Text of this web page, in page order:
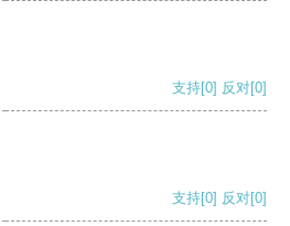
支持[0] 反对[0]
支持[0] 反对[0]